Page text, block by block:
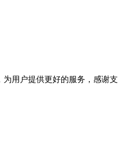
为用户提供更好的服务，感谢支